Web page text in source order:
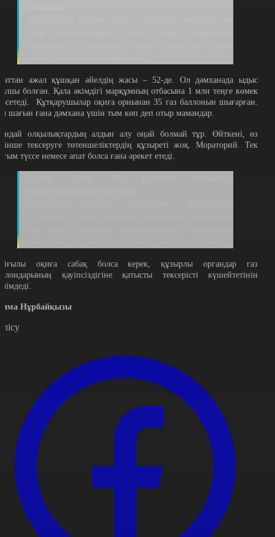
ажал құшқан әйелдің жасы – 52-де. Ол дәмханада ыдыс
болған. Қала әкімдігі марқұмның отбасына 1 млн теңге көмек
Құтқарушылар оқиға орнынан 35 газ баллонын шығарған.
шағын ғана дәмхана үшін тым көп деп отыр мамандар.
олқылықтардың алдын алу оңай болмай тұр. Өйткені, өз
тексеруге төтеншеліктердің құзыреті жоқ. Мораторий. Тек
түссе немесе апат болса ғана әрекет етеді.
оқиға сабақ болса керек, құзырлы органдар газ
қауіпсіздігіне қатысты тексерісті күшейтетінін
Нұрбайқызы